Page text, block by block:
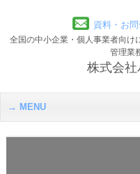
資料・お
全国の中小企業・個人事業者向け
管理業
株式会社
MENU